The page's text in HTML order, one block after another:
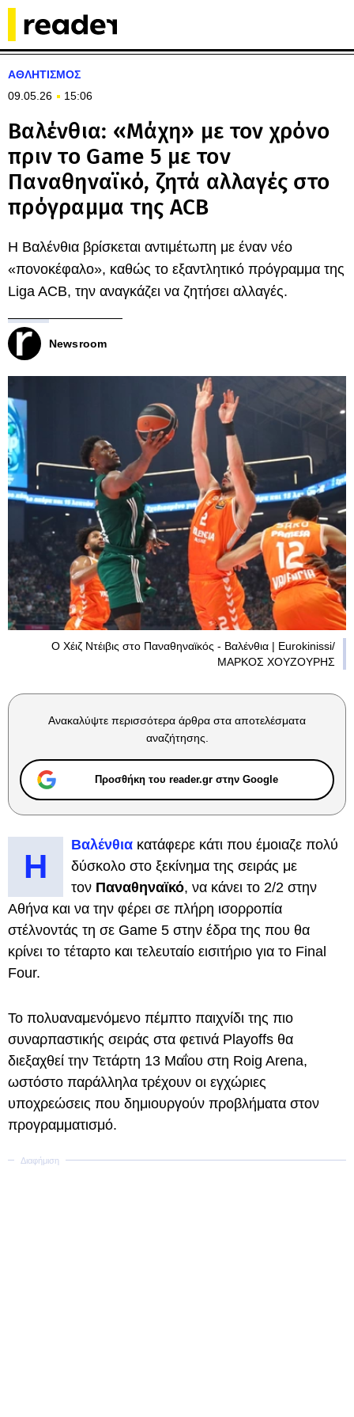
ΑΘΛΗΤΙΣΜΟΣ
09.05.26
15:06
Βαλένθια: «Μάχη» με τον χρόνο
πριν το Game 5 με τον
Παναθηναϊκό, ζητά αλλαγές στο
πρόγραμμα της ACB
Η Βαλένθια βρίσκεται αντιμέτωπη με έναν νέο
«πονοκέφαλο», καθώς το εξαντλητικό πρόγραμμα της
Liga ACB, την αναγκάζει να ζητήσει αλλαγές.
Newsroom
Ο Χέιζ Ντέιβις στο Παναθηναϊκός - Βαλένθια | Eurokinissi/
ΜΑΡΚΟΣ ΧΟΥΖΟΥΡΗΣ
Ανακαλύψτε περισσότερα άρθρα στα αποτελέσματα
αναζήτησης.
Προσθήκη του reader.gr στην Google
Η
Βαλένθια κατάφερε κάτι που έμοιαζε πολύ
δύσκολο στο ξεκίνημα της σειράς με
τον Παναθηναϊκό, να κάνει το 2/2 στην
Αθήνα και να την φέρει σε πλήρη ισορροπία
στέλνοντάς τη σε Game 5 στην έδρα της που θα
κρίνει το τέταρτο και τελευταίο εισιτήριο για το Final
Four.
To πολυαναμενόμενο πέμπτο παιχνίδι της πιο
συναρπαστικής σειράς στα φετινά Playoffs θα
διεξαχθεί την Τετάρτη 13 Μαΐου στη Roig Arena,
ωστόστο παράλληλα τρέχουν οι εγχώριες
υποχρεώσεις που δημιουργούν προβλήματα στον
προγραμματισμό.